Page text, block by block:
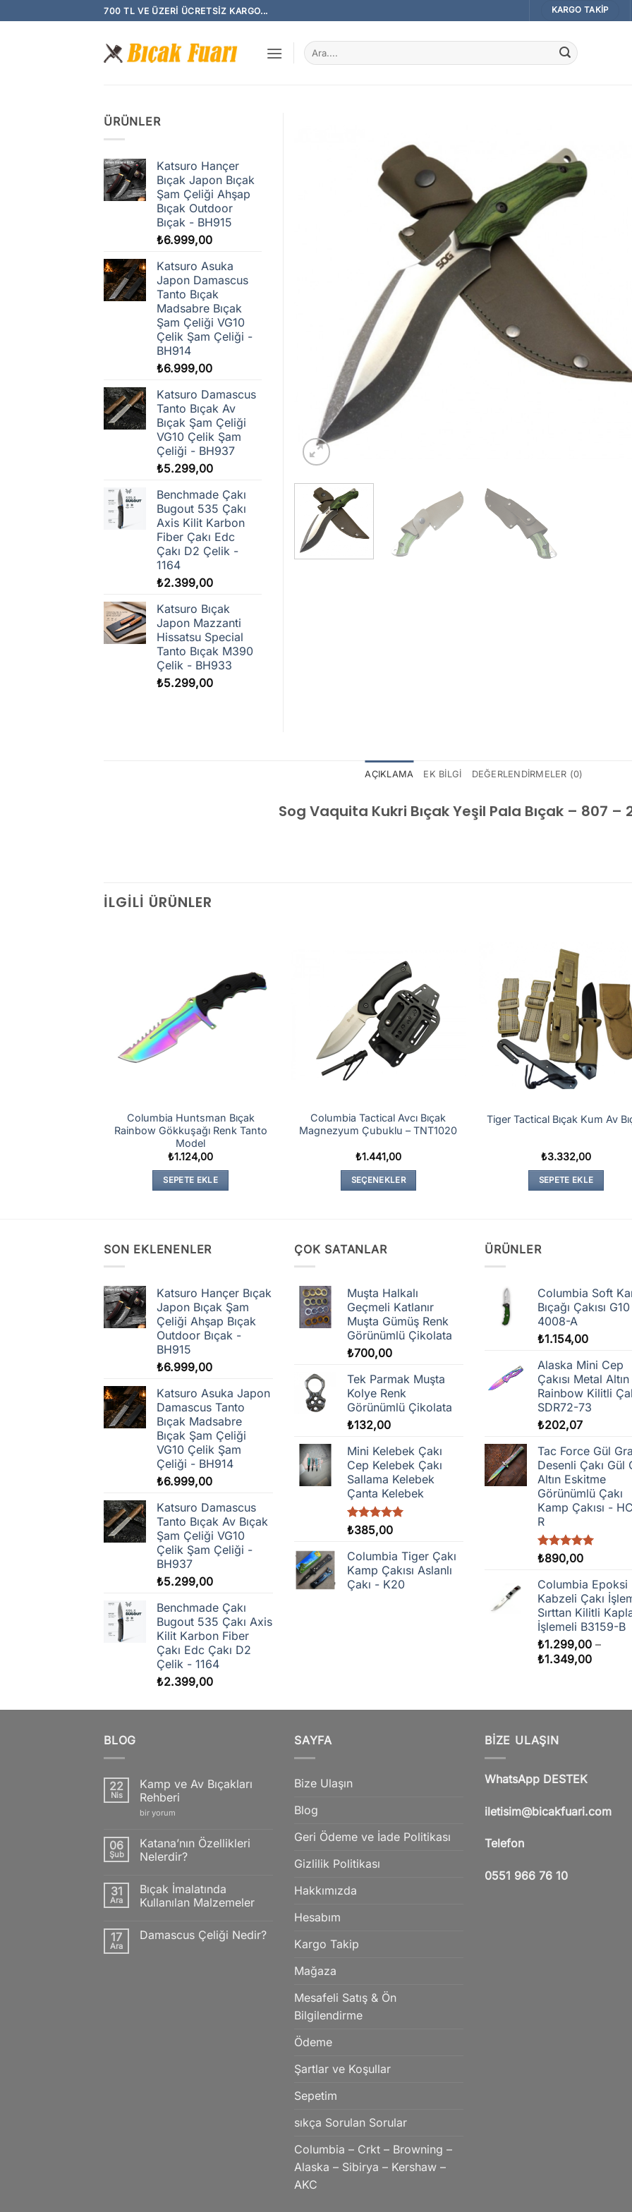
atla
700 TL VE ÜZERI ÜCRETSIZ KARGO... KARGO TAKIP
Ara:
ÜRÜNLER
Katsuro Hançer
Bıçak Japon Bıçak
Şam Çeliği Ahşap
Bıçak Outdoor
Bıçak - BH915
₺6.999,00
Katsuro Asuka
Japon Damascus
Tanto Bıçak
Madsabre Bıçak
Şam Çeliği VG10
Çelik Şam Çeliği -
BH914
₺6.999,00
Katsuro Damascus
Tanto Bıçak Av
Bıçak Şam Çeliği
VG10 Çelik Şam
Çeliği - BH937
₺5.299,00
Benchmade Çakı
Bugout 535 Çakı
Axis Kilit Karbon
Fiber Çakı Edc
Çakı D2 Çelik -
1164
₺2.399,00
Katsuro Bıçak
Japon Mazzanti
Hissatsu Special
Tanto Bıçak M390
Çelik - BH933
₺5.299,00
AÇIKLAMA EK BILGI DEĞERLENDIRMELER (0)
Sog Vaquita Kukri Bıçak Yeşil Pala Bıçak – 807 –
İLGILI ÜRÜNLER
Columbia Huntsman Bıçak
Rainbow Gökkuşağı Renk Tanto
Model
₺1.124,00
SEPETE EKLE
Columbia Tactical Avcı Bıçak
Magnezyum Çubuklu – TNT1020
₺1.441,00
SEÇENEKLER
fazla
Seçenekler
ürün
sayfasından
seçilebilir
Tiger Tactical Bıçak Kum Av
₺3.332,00
SEPETE EKLE
SON EKLENENLER
Katsuro Hançer Bıçak
Japon Bıçak Şam
Çeliği Ahşap Bıçak
Outdoor Bıçak -
BH915
₺6.999,00
Katsuro Asuka Japon
Damascus Tanto
Bıçak Madsabre
Bıçak Şam Çeliği
VG10 Çelik Şam
Çeliği - BH914
₺6.999,00
Katsuro Damascus
Tanto Bıçak Av Bıçak
Şam Çeliği VG10
Çelik Şam Çeliği -
BH937
₺5.299,00
Benchmade Çakı
Bugout 535 Çakı Axis
Kilit Karbon Fiber
Çakı Edc Çakı D2
Çelik - 1164
₺2.399,00
ÇOK SATANLAR
Muşta Halkalı
Geçmeli Katlanır
Muşta Gümüş Renk
Görünümlü Çikolata
₺700,00
Tek Parmak Muşta
Kolye Renk
Görünümlü Çikolata
₺132,00
Mini Kelebek Çakı
Cep Kelebek Çakı
Sallama Kelebek
Çanta Kelebek
5 üzerinden
oy
aldı
₺385,00
Columbia Tiger Çakı
Kamp Çakısı Aslanlı
Çakı - K20
ÜRÜNLER
Columbia Soft
Bıçağı Çakısı
4008-A
₺1.154,00
Alaska Mini Cep
Çakısı Metal Altın
Rainbow Kilitli
SDR72-73
₺202,07
Tac Force Gül
Desenli Çakı Gül
Altın Eskitme
Görünümlü Çakı
Kamp Çakısı -
R
5 üzerinden
oy
aldı
₺890,00
Columbia Epoksi
Kabzeli Çakı
Sırttan Kilitli
İşlemeli B3159-B
₺1.299,00 –
₺1.349,00Fiyat
BLOG
22
Nis
Kamp ve Av Bıçakları
Rehberi
Kamp
Bıçakları
Rehberi
için
bir yorum
06
Şub
Katana’nın Özellikleri
Nelerdir?
Katana’nın
Özellikleri
Nelerdir?
31
Ara
Bıçak İmalatında
Kullanılan Malzemeler
Bıçak
17
Ara
Damascus Çeliği Nedir?
SAYFA
Bize Ulaşın
Blog
Geri Ödeme ve İade Politikası
Gizlilik Politikası
Hakkımızda
Hesabım
Kargo Takip
Mağaza
Mesafeli Satış & Ön
Bilgilendirme
Ödeme
Şartlar ve Koşullar
Sepetim
sıkça Sorulan Sorular
Columbia – Crkt – Browning –
Alaska – Sibirya – Kershaw –
AKC
BIZE ULAŞIN
WhatsApp DESTEK
iletisim@bicakfuari.com
Telefon
0551 966 76 10